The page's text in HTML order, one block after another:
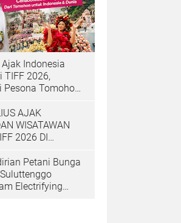
Indonesia
TIFF 2026,
Pesona Tomohon
AJAK
WISATAWAN
2026 DI
Petani Bunga
Electrifying